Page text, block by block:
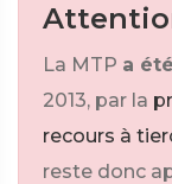
La MTP a
2013, par la
recours à
reste donc